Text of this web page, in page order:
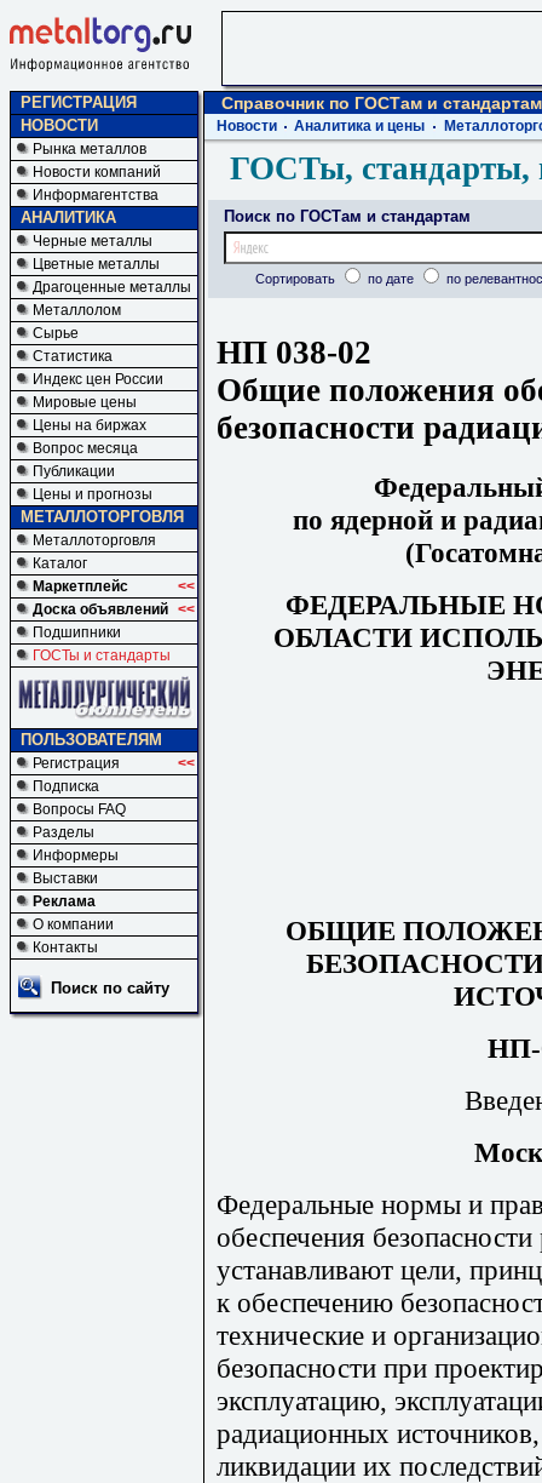
РЕГИСТРАЦИЯ
НОВОСТИ
Рынка металлов
Новости компаний
Информагентства
АНАЛИТИКА
Черные металлы
Цветные металлы
Драгоценные металлы
Металлолом
Сырье
Статистика
Индекс цен России
Мировые цены
Цены на биржах
Вопрос месяца
Публикации
Цены и прогнозы
МЕТАЛЛОТОРГОВЛЯ
Металлоторговля
Каталог
Маркетплейс
<<
Доска объявлений <<
Подшипники
ГОСТы и стандарты
ПОЛЬЗОВАТЕЛЯМ
Регистрация
<<
Подписка
Вопросы FAQ
Разделы
Информеры
Выставки
Реклама
О компании
Контакты
Поиск по сайту
Справочник по ГОСТам и стандартам
Новости Аналитика и цены
ГОСТы, стандарты,
Поиск по ГОСТам и стандартам
Сортировать по дате по
НП 038-02
Общие положения
безопасности
по ядерной и
ФЕДЕРАЛЬНЫЕ
ОБЛАСТИ
ОБЩИЕ
НП-
Федеральные нормы и
обеспечения
устанавливают цели,
к обеспечению
технические и
безопасности при
эксплуатацию,
радиационных
ликвидации их